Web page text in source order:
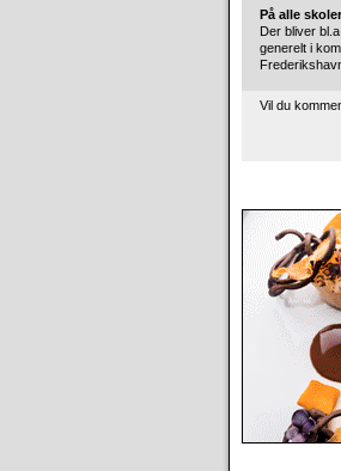
På alle
Der bliver
generelt i
Vil du